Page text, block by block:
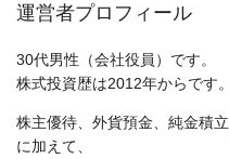
運営者プロフィール
30代男性（会社役員）です。
株式投資歴は2012年からです。
株主優待、外貨預金、純金積
に加えて、